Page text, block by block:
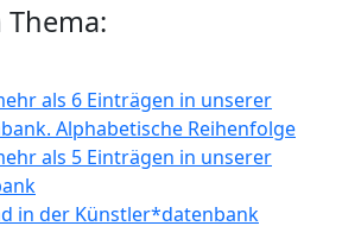
als 6 Einträgen in unserer
Alphabetische Reihenfolge
als 5 Einträgen in unserer
in der Künstler*datenbank